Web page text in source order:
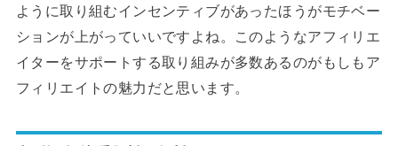
ように取り組むインセンティブがあったほうがモチベー
ションが上がっていいですよね。このようなアフィリエ
イターをサポートする取り組みが多数あるのがもしもア
フィリエイトの魅力だと思います。